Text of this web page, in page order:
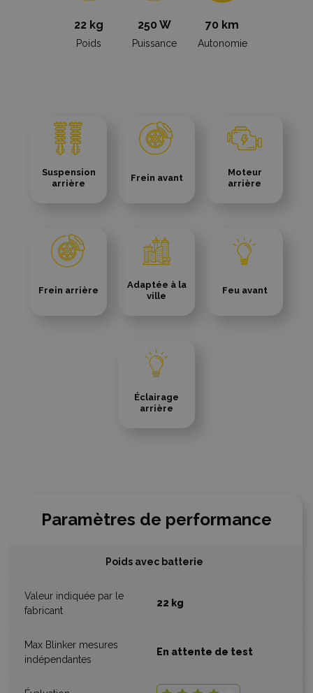
22 kg
Poids
250 W
Puissance
70 km
Autonomie
Suspension
arrière
Frein avant
Moteur
arrière
Frein arrière
Adaptée à la
ville
Feu avant
Éclairage
arrière
Paramètres de performance
Poids avec batterie
22 kg
En attente de test